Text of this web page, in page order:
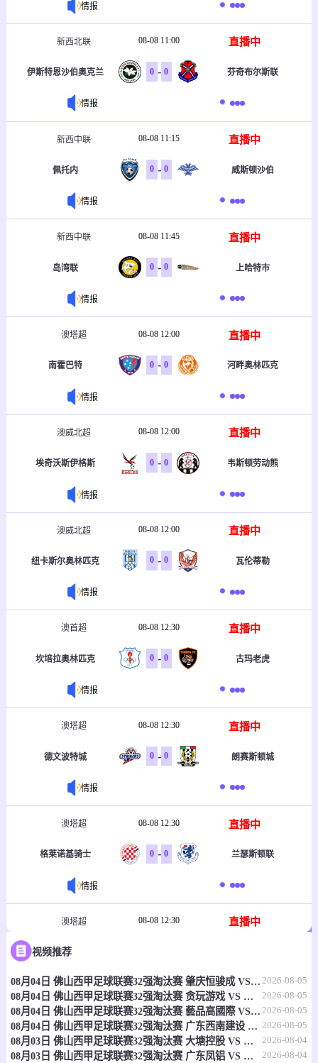
情报
新西北联 08-08 11:00 直播中
伊斯特恩沙伯奥克兰 0 - 0 芬奇布尔斯联
情报
新西中联 08-08 11:15 直播中
佩托内 0 - 0 威斯顿沙伯
情报
新西中联 08-08 11:45 直播中
岛湾联 0 - 0 上哈特市
情报
澳塔超 08-08 12:00 直播中
南霍巴特 0 - 0 河畔奥林匹克
情报
澳威北超 08-08 12:00 直播中
埃奇沃斯伊格斯 0 - 0 韦斯顿劳动熊
情报
澳威北超 08-08 12:00 直播中
纽卡斯尔奥林匹克 0 - 0 瓦伦蒂勒
情报
澳首超 08-08 12:30 直播中
坎培拉奥林匹克 0 - 0 古玛老虎
情报
澳塔超 08-08 12:30 直播中
德文波特城 0 - 0 朗赛斯顿城
情报
澳塔超 08-08 12:30 直播中
格莱诺基骑士 0 - 0 兰瑟斯顿联
情报
澳塔超 08-08 12:30 直播中
金布洛治狮队
情报
澳塔超 08-08 12:30 直播中
尤立维斯图尼 0 - 0 东南联合
视频推荐
08月04日 佛山西甲足球联赛32强淘汰赛 肇庆恒骏成 VS 三七互娱 全场录像 2026-08-05
08月04日 佛山西甲足球联赛32强淘汰赛 贪玩游戏 VS 美的薪火 全场录像 2026-08-05
08月04日 佛山西甲足球联赛32强淘汰赛 藝品高國際 VS 湛江狂狼·粵辉能源 全场录像 2026-08-05
08月04日 佛山西甲足球联赛32强淘汰赛 广东西南建设 VS 香港圣徒 全场录像 2026-08-05
08月03日 佛山西甲足球联赛32强淘汰赛 大塘控股 VS 茂名市点都得 全场录像 2026-08-04
08月03日 佛山西甲足球联赛32强淘汰赛 广东凤铝 VS 湛江八部科技 全场录像 2026-08-04